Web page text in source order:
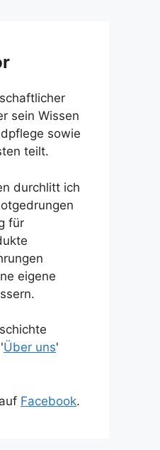
sein Wissen
sowie
teilt.
durchlitt ich
für
eigene
Über uns'
Facebook.